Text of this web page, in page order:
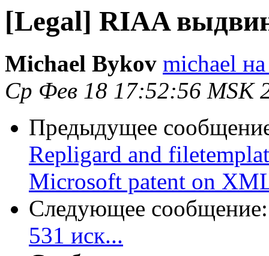
[Legal] RIAA
Michael Bykov michael
Ср Фев 18 17:52:56 MSK
Предыдущее
Repligard and
Microsoft patent on
Следующее
531 иск...